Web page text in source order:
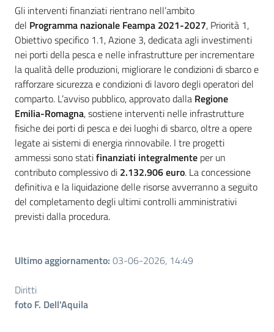
Gli interventi finanziati rientrano nell’ambito
del Programma nazionale Feampa 2021-2027, Priorità 1,
Obiettivo specifico 1.1, Azione 3, dedicata agli investimenti
nei porti della pesca e nelle infrastrutture per incrementare
la qualità delle produzioni, migliorare le condizioni di sbarco e
rafforzare sicurezza e condizioni di lavoro degli operatori del
comparto. L’avviso pubblico, approvato dalla Regione
Emilia-Romagna, sostiene interventi nelle infrastrutture
fisiche dei porti di pesca e dei luoghi di sbarco, oltre a opere
legate ai sistemi di energia rinnovabile. I tre progetti
ammessi sono statifinanziati integralmente per un
contributo complessivo di 2.132.906 euro. La concessione
definitiva e la liquidazione delle risorse avverranno a seguito
del completamento degli ultimi controlli amministrativi
previsti dalla procedura.
Ultimo aggiornamento: 03-06-2026, 14:49
Diritti
foto F. Dell'Aquila